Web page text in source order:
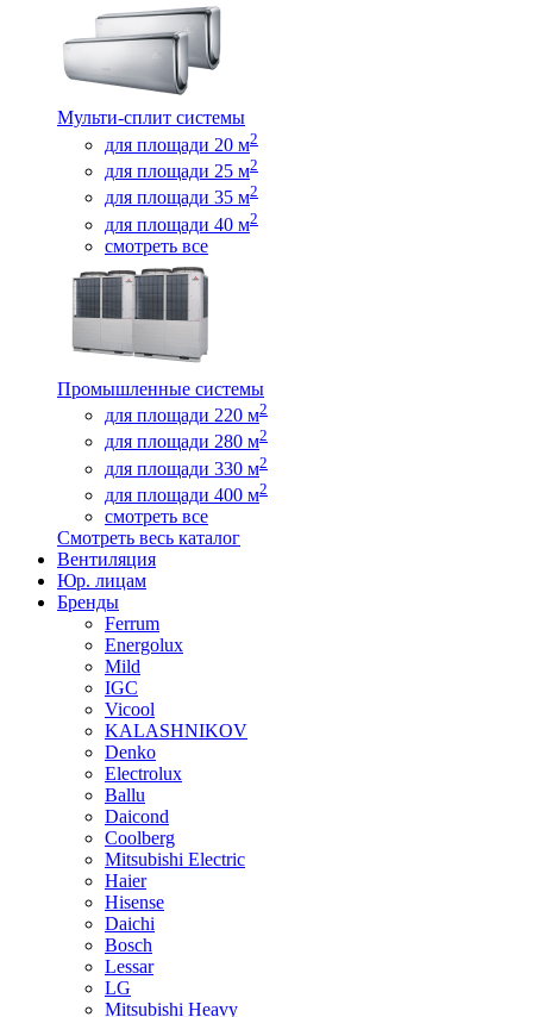
Мульти-сплит системы
для площади 20 м2
для площади 25 м2
для площади 35 м2
для площади 40 м2
смотреть все
Промышленные системы
для площади 220 м2
для площади 280 м2
для площади 330 м2
для площади 400 м2
смотреть все
Смотреть весь каталог
Вентиляция
Юр. лицам
Бренды
Ferrum
Energolux
Mild
IGC
Vicool
KALASHNIKOV
Denko
Electrolux
Ballu
Daicond
Coolberg
Mitsubishi Electric
Haier
Hisense
Daichi
Bosch
Lessar
LG
Mitsubishi Heavy